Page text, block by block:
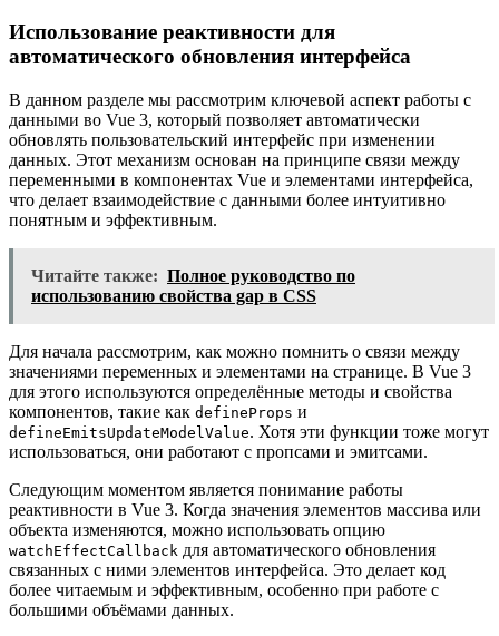
Использование реактивности для
автоматического обновления интерфейса
В данном разделе мы рассмотрим ключевой аспект работы с
данными во Vue 3, который позволяет автоматически
обновлять пользовательский интерфейс при изменении
данных. Этот механизм основан на принципе связи между
переменными в компонентах Vue и элементами интерфейса,
что делает взаимодействие с данными более интуитивно
понятным и эффективным.
Читайте также: Полное руководство по
использованию свойства gap в CSS
Для начала рассмотрим, как можно помнить о связи между
значениями переменных и элементами на странице. В Vue 3
для этого используются определённые методы и свойства
компонентов, такие как defineProps и
defineEmitsUpdateModelValue. Хотя эти функции тоже могут
использоваться, они работают с пропсами и эмитсами.
Следующим моментом является понимание работы
реактивности в Vue 3. Когда значения элементов массива или
объекта изменяются, можно использовать опцию
watchEffectCallback для автоматического обновления
связанных с ними элементов интерфейса. Это делает код
более читаемым и эффективным, особенно при работе с
большими объёмами данных.